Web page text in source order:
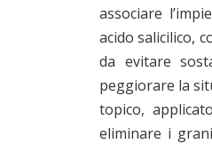
associare
acido salicilico,
da evitare
peggiorare la
topico,
eliminare i